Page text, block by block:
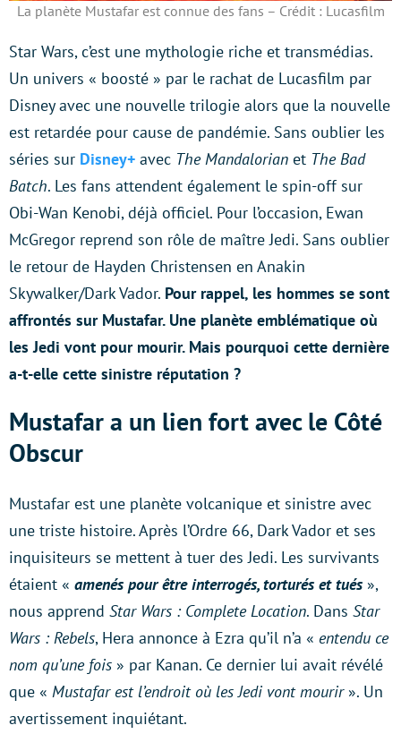
La planète Mustafar est connue des fans – Crédit : Lucasfilm
Star Wars, c’est une mythologie riche et transmédias.
Un univers « boosté » par le rachat de Lucasfilm par
Disney avec une nouvelle trilogie alors que la nouvelle
est retardée pour cause de pandémie. Sans oublier les
séries sur Disney+ avec The Mandalorian et The Bad
Batch. Les fans attendent également le spin-off sur
Obi-Wan Kenobi, déjà officiel. Pour l’occasion, Ewan
McGregor reprend son rôle de maître Jedi. Sans oublier
le retour de Hayden Christensen en Anakin
Skywalker/Dark Vador. Pour rappel, les hommes se sont
affrontés sur Mustafar. Une planète emblématique où
les Jedi vont pour mourir. Mais pourquoi cette dernière
a-t-elle cette sinistre réputation ?
Mustafar a un lien fort avec le Côté
Obscur
Mustafar est une planète volcanique et sinistre avec
une triste histoire. Après l’Ordre 66, Dark Vador et ses
inquisiteurs se mettent à tuer des Jedi. Les survivants
étaient « amenés pour être interrogés, torturés et tués »,
nous apprend Star Wars : Complete Location. Dans Star
Wars : Rebels, Hera annonce à Ezra qu’il n’a « entendu ce
nom qu’une fois » par Kanan. Ce dernier lui avait révélé
que « Mustafar est l’endroit où les Jedi vont mourir». Un
avertissement inquiétant.